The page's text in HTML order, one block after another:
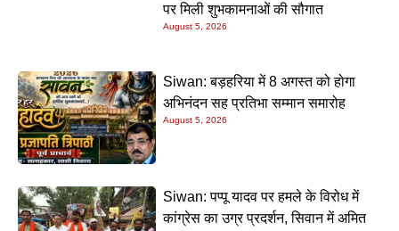
पर मिली शुभकामनाओं की सौगात
August 5, 2026
Siwan: बड़हरिया में 8 अगस्त को होगा
अभिनंदन सह प्रतिभा सम्मान समारोह
August 5, 2026
Siwan: पप्पू यादव पर हमले के विरोध में
कांग्रेस का उग्र प्रदर्शन, सिवान में अमित